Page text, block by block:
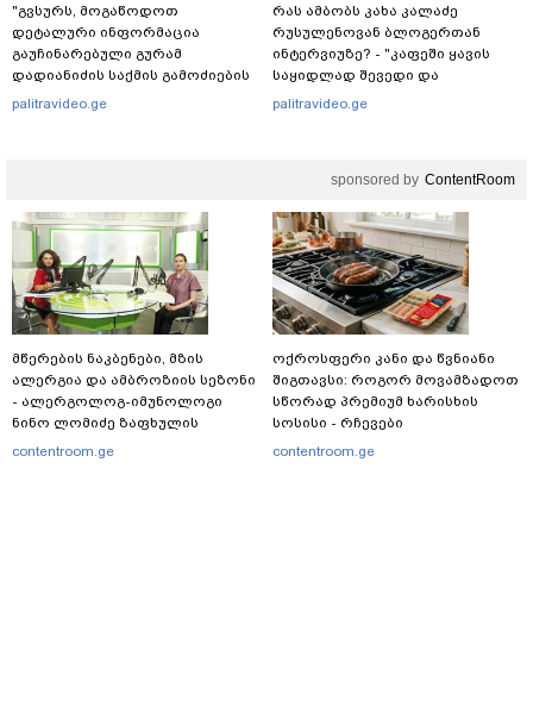
"გვსურს, მოგაწოდოთ
დეტალური ინფორმაცია
გაუჩინარებული გურამ
დადიანიძის საქმის გამოძიების
შესახებ" - შსს განცხადებას
palitravideo.ge
რას ამბობს კახა კალაძე
რუსულენოვან ბლოგერთან
ინტერვიუზე? - "კაფეში ყავის
საყიდლად შევედი და
შემთხვევით შევხვდი ამ
palitravideo.ge
sponsored by ContentRoom
მწერების ნაკბენები, მზის
ალერგია და ამბროზიის სეზონი
- ალერგოლოგ-იმუნოლოგი
ნინო ლომიძე ზაფხულის
ალერგიებზე
contentroom.ge
ოქროსფერი კანი და წვნიანი
შიგთავსი: როგორ მოვამზადოთ
სწორად პრემიუმ ხარისხის
სოსისი - რჩევები
„შეფმაისტერის“
contentroom.ge